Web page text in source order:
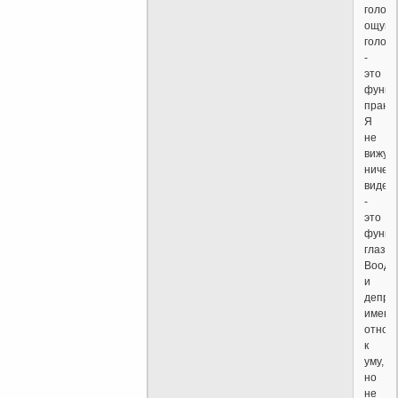
голода
-
это
Я
не
вижу
видеть
-
это
глаза.
и
имеют
к
уму,
но
не